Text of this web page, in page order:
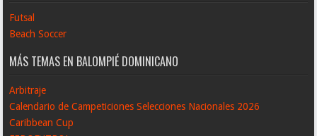
Futsal
Beach Soccer
MÁS TEMAS EN BALOMPIÉ DOMINICANO
Arbitraje
Calendario de Campeticiones Selecciones Nacionales 2026
Caribbean Cup